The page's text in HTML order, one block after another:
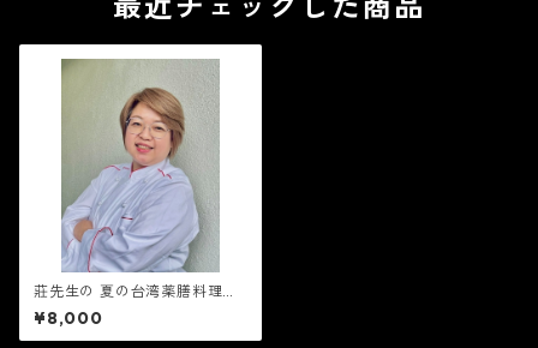
莊先生の 夏の台湾薬膳料理教
室 6月20日(土) 午前の部10
時〜
¥8,000